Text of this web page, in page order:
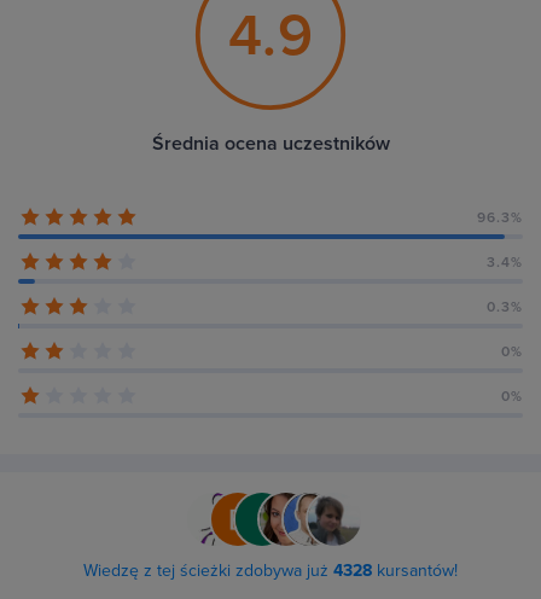
4.9
Średnia ocena uczestników
96.3%
3.4%
0.3%
0%
0%
Wiedzę z tej ścieżki zdobywa już 4328 kursantów!